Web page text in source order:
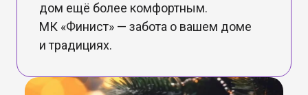
дом ещё более комфортным.
МК «Финист» — забота о вашем доме
и традициях.